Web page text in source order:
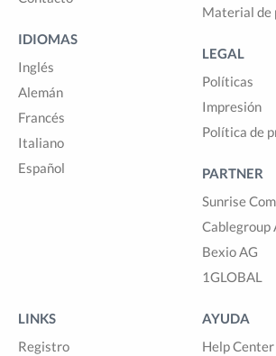
IDIOMAS
Inglés
Alemán
Francés
Italiano
Español
Material de
LEGAL
Políticas
Impresión
Política de
PARTNER
Sunrise
Cablegroup
Bexio AG
1GLOBAL
LINKS
Registro
AYUDA
Help Center